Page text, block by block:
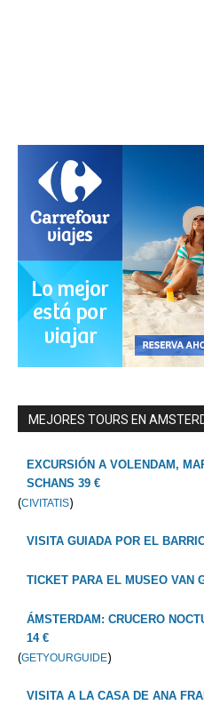
MEJORES TOURS EN
EXCURSIÓN A VOLENDAM,
SCHANS 39 €
(CIVITATIS)
VISITA GUIADA POR EL
TICKET PARA EL MUSEO VAN
ÁMSTERDAM: CRUCERO
14 €
(GETYOURGUIDE)
VISITA A LA CASA DE ANA